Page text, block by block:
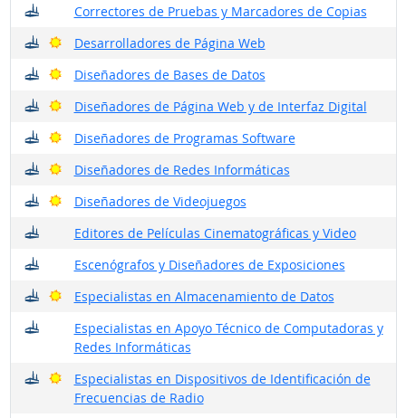
Correctores de Pruebas y Marcadores de Copias
¿Dónde trabajan?
Desarrolladores de Página Web
¿Dónde trabajan?
Buenas perspectivas
Diseñadores de Bases de Datos
¿Dónde trabajan?
Buenas perspectivas
Diseñadores de Página Web y de Interfaz Digital
¿Dónde trabajan?
Buenas perspectivas
Diseñadores de Programas Software
¿Dónde trabajan?
Buenas perspectivas
Diseñadores de Redes Informáticas
¿Dónde trabajan?
Buenas perspectivas
Diseñadores de Videojuegos
¿Dónde trabajan?
Buenas perspectivas
Editores de Películas Cinematográficas y Video
¿Dónde trabajan?
Escenógrafos y Diseñadores de Exposiciones
¿Dónde trabajan?
Especialistas en Almacenamiento de Datos
¿Dónde trabajan?
Buenas perspectivas
Especialistas en Apoyo Técnico de Computadoras y
Redes Informáticas
¿Dónde trabajan?
Especialistas en Dispositivos de Identificación de
Frecuencias de Radio
¿Dónde trabajan?
Buenas perspectivas